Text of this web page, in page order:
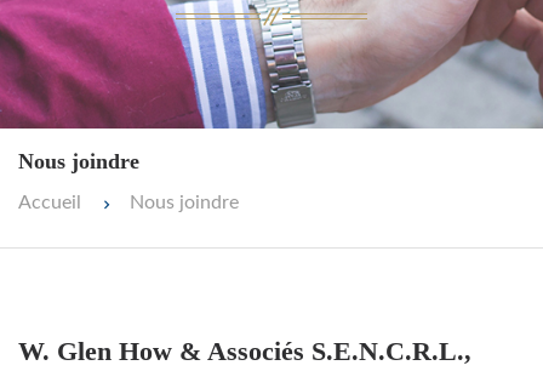
Nous joindre
Accueil Nous joindre
W. Glen How & Associés S.E.N.C.R.L.,